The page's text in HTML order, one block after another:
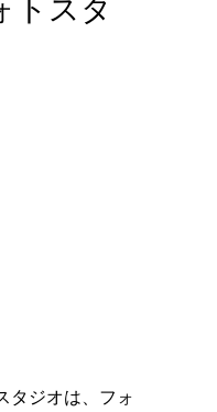
トスタ
タジオは、フォ